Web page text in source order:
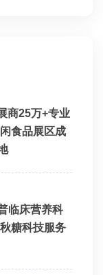
商25万+专业
食品展区成
临床营养科
糖科技服务